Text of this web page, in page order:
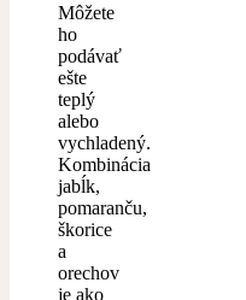
Môžete
ho
podávať
ešte
teplý
alebo
vychladený.
Kombinácia
jabĺk,
pomaranču,
škorice
a
orechov
je ako